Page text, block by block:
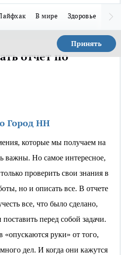
В мире Здоровье
Принять
отчет по
Город НН
которые мы получаем на
важны. Но самое интересное,
проверить свои знания в
но и описать все. В отчете
все, что было сделано,
перед собой задачи.
«опускаются руки» от того,
дел. И когда они кажутся